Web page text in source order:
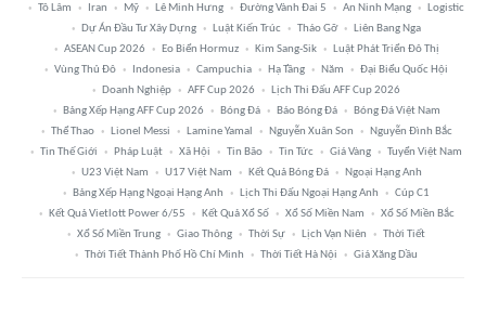
Tô Lâm Iran Mỹ Lê Minh Hưng Đường Vành Đai 5 An Ninh Mạng
Logistic
Dự Án Đầu Tư Xây Dựng
Luật Kiến Trúc Tháo Gỡ
Liên Bang Nga
ASEAN Cup 2026
Eo Biển Hormuz Kim Sang-Sik
Luật Phát Triển Đô Thị
Vùng Thủ Đô
Indonesia Campuchia Hạ Tầng Năm
Đại Biểu Quốc Hội
Doanh Nghiệp
AFF Cup 2026
Lịch Thi Đấu AFF Cup 2026
Bảng Xếp Hạng AFF Cup 2026
Bóng Đá Báo Bóng Đá
Bóng Đá Việt Nam
Thể Thao
Lionel Messi Lamine Yamal Nguyễn Xuân Son
Nguyễn Đình Bắc
Tin Thế Giới
Pháp Luật Xã Hội Tin Bão Tin Tức Giá Vàng
Tuyển Việt Nam
U23 Việt Nam
U17 Việt Nam Kết Quả Bóng Đá
Ngoại Hạng Anh
Bảng Xếp Hạng Ngoại Hạng Anh
Lịch Thi Đấu Ngoại Hạng Anh
Cúp C1
Kết Quả Vietlott Power 6/55
Kết Quả Xổ Số Xổ Số Miền Nam
Xổ Số Miền Bắc
Xổ Số Miền Trung
Giao Thông Thời Sự Lịch Vạn Niên
Thời Tiết
Thời Tiết Thành Phố Hồ Chí Minh
Thời Tiết Hà Nội Giá Xăng Dầu